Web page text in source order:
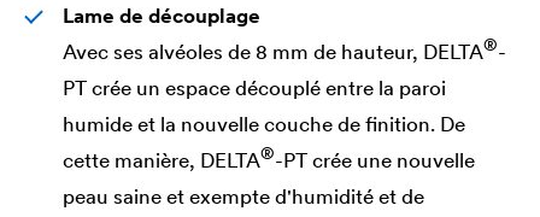
Lame de découplage
Avec ses alvéoles de 8 mm de hauteur, DELTA®-
PT crée un espace découplé entre la paroi
humide et la nouvelle couche de finition. De
cette manière, DELTA®-PT crée une nouvelle
peau saine et exempte d'humidité et de